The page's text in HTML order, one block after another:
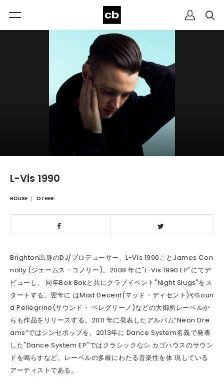
L-Vis 1990
HOUSE OTHER
Brighton出身のDJ/プロデューサー、L-Vis 1990ことJames Con
nolly (ジェームス・コノリー)。2008 年に"L-Vis 1990 EP"にてデ
ビューし、 同年Bok Bokと共にクラブイベント"Night Slugs"をス
タートする。翌年に はMad Decent(マッド・ディセント)やSoun
d Pellegrino(サウンド・ ペレグリーノ)などの大御所レーベルか
らも作品をリリースする。2011 年に発表したアルバム”Neon Dre
ams”ではシンセポップを、2013年に Dance System名義で発表
した"Dance System EP"ではクラシックなシ カゴハウスのサウン
ドを鳴らすなど、レーベルの多岐にわたる音楽性を体 現している
アーティストである。